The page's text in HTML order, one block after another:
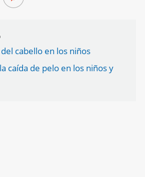
cabello en los niños
caída de pelo en los niños y